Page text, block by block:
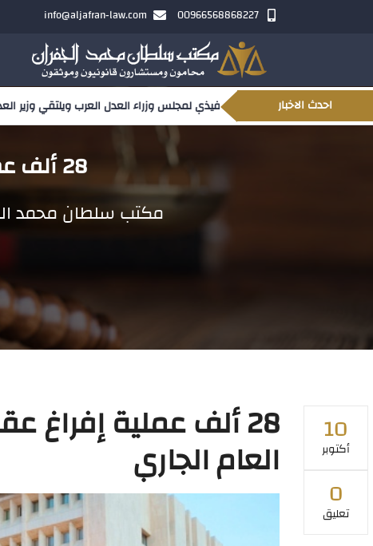
00966568868227
info@aljafran-law.com
احدث الاخباروزراء العدل العرب ويلتقي وزير العدل السوداني
28 ألف عملية إفراغ عقاري إلكتروني خلال العام الجاري
مكتب سلطان محمد
10
أكتوبر
0
تعليق
28 ألف عملية إفراغ
العام الجاري